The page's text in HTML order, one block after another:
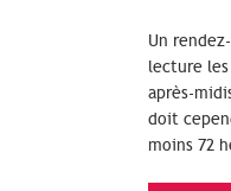
Un
lecture
après-
doit
moins 72